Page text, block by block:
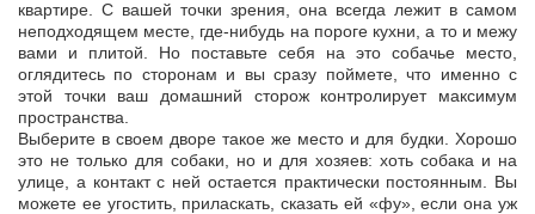
квартире. С вашей точки зрения, она всегда лежит в самом
неподходящем месте, где-нибудь на пороге кухни, а то и межу
вами и плитой. Но поставьте себя на это собачье место,
оглядитесь по сторонам и вы сразу поймете, что именно с
этой точки ваш домашний сторож контролирует максимум
пространства.
Выберите в своем дворе такое же место и для будки. Хорошо
это не только для собаки, но и для хозяев: хоть собака и на
улице, а контакт с ней остается практически постоянным. Вы
можете ее угостить, приласкать, сказать ей «фу», если она уж